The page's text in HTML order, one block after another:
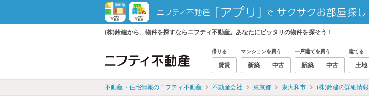
(株)鈴建から、物件を探すならニフティ不動産。あなたにピッタリの物件を探そう！
借りる
賃貸
マンションを買う
新築 中古
一戸建てを買う
新築 中古
建てる
土地
不動産・住宅情報のニフティ不動産 不動産会社 東京都 東大和市 (株)鈴建の詳細情報